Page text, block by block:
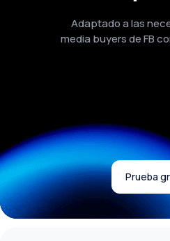
Adaptado a las
media buyers de FB
Prueba